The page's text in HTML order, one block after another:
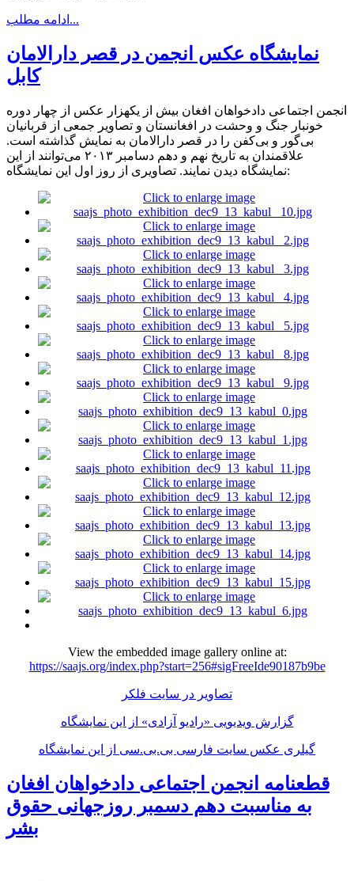
ادامه مطلب...
نمایشگاه عکس انجمن در قصر دارالامان
کابل
انجمن اجتماعی دادخواهان افغان بیش از یکهزار عکس از چهار دوره
خونبار جنگ و وحشت در افغانستان و تصاویر جمعی از قربانیان
بی‌گور و بی‌کفن را در قصر دارالامان به نمایش گذاشته است.
علاقمندان به تاریخ نهم و دهم دسامبر ٢٠١٣ می‌توانند از این
نمایشگاه دیدن نمایند. تصاویری از روز اول این نمایشگاه:
View the embedded image gallery online at:
https://saajs.org/index.php?start=256#sigFreeIde90187b9be
تصاویر در سایت فلکر
گزارش ویدیویی «رادیو آزادی» از این نمایشگاه
گیلری عکس سایت فارسی بی.بی.سی از این نمایشگاه
قطعنامه انجمن اجتماعی دادخواهان افغان
به مناسبت دهم دسمبر روزجهانی حقوق
بشر